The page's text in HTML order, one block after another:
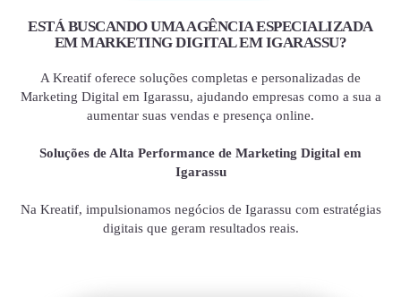
ESTÁ BUSCANDO UMA AGÊNCIA ESPECIALIZADA
EM MARKETING DIGITAL EM IGARASSU?
A Kreatif oferece soluções completas e personalizadas de
Marketing Digital em Igarassu, ajudando empresas como a sua a
aumentar suas vendas e presença online.
Soluções de Alta Performance de Marketing Digital em
Igarassu
Na Kreatif, impulsionamos negócios de Igarassu com estratégias
digitais que geram resultados reais.